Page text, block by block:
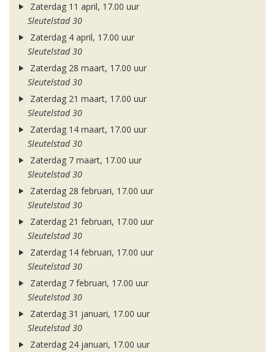
Zaterdag 11 april, 17.00 uur
Sleutelstad 30
Zaterdag 4 april, 17.00 uur
Sleutelstad 30
Zaterdag 28 maart, 17.00 uur
Sleutelstad 30
Zaterdag 21 maart, 17.00 uur
Sleutelstad 30
Zaterdag 14 maart, 17.00 uur
Sleutelstad 30
Zaterdag 7 maart, 17.00 uur
Sleutelstad 30
Zaterdag 28 februari, 17.00 uur
Sleutelstad 30
Zaterdag 21 februari, 17.00 uur
Sleutelstad 30
Zaterdag 14 februari, 17.00 uur
Sleutelstad 30
Zaterdag 7 februari, 17.00 uur
Sleutelstad 30
Zaterdag 31 januari, 17.00 uur
Sleutelstad 30
Zaterdag 24 januari, 17.00 uur